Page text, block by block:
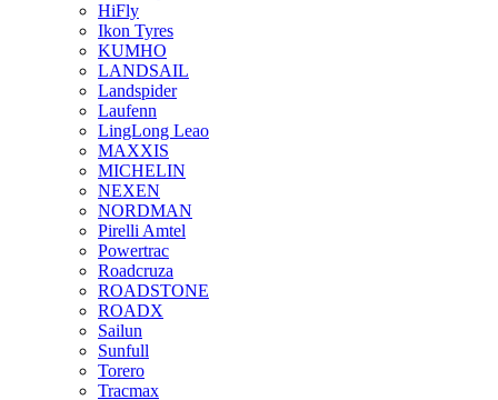
HiFly
Ikon Tyres
KUMHO
LANDSAIL
Landspider
Laufenn
LingLong Leao
MAXXIS
MICHELIN
NEXEN
NORDMAN
Pirelli Amtel
Powertrac
Roadcruza
ROADSTONE
ROADX
Sailun
Sunfull
Torero
Tracmax